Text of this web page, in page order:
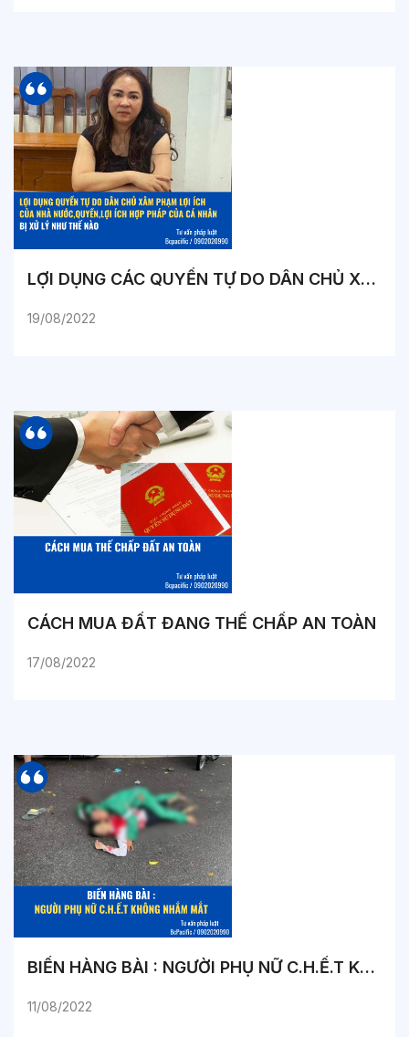
LỢI DỤNG CÁC QUYỀN TỰ DO DÂN CHỦ XÂM PHẠM LỢI ÍCH CỦA NHÀ NƯỚC, QUYỀN, LỢI ÍCH HỢP PHÁP CỦA CÁ NHÂN BỊ XỬ LÝ NHƯ THẾ NÀO?
19/08/2022
CÁCH MUA ĐẤT ĐANG THẾ CHẤP AN TOÀN
17/08/2022
BIẾN HÀNG BÀI : NGƯỜI PHỤ NỮ C.H.Ế.T KHÔNG NHẮM MẮT
11/08/2022